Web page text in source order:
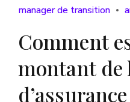
manager de transition
Comment
montant de